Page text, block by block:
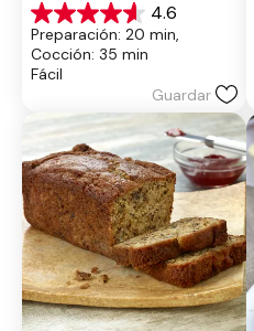
4.6
4.6
de
5
estrellas.
reseñas
Preparación: 20 min,
Cocción: 35 min
Fácil
Guardar